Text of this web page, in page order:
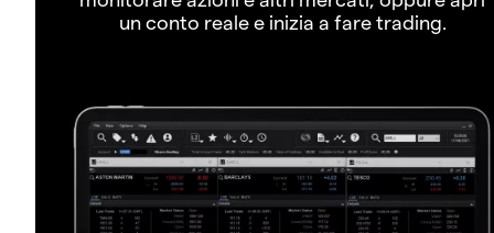
un conto reale e inizia a fare trading.